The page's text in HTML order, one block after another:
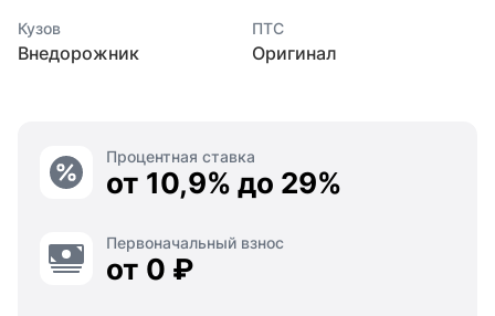
Кузов
Внедорожник
ПТС
Оригинал
Процентная ставка
от 10,9% до 29%
Первоначальный взнос
от 0 ₽